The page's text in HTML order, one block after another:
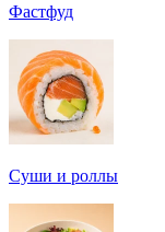
Фастфуд
Суши и роллы